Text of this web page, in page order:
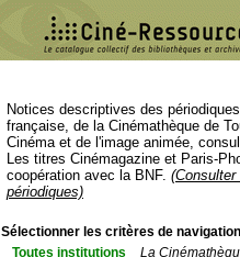
Notices descriptives des
française, de la Cinémathèque de
Cinéma et de l'image animée,
Les titres Cinémagazine et Paris-
coopération avec la BNF.
périodiques)
Sélectionner les critères de
Toutes institutions
La